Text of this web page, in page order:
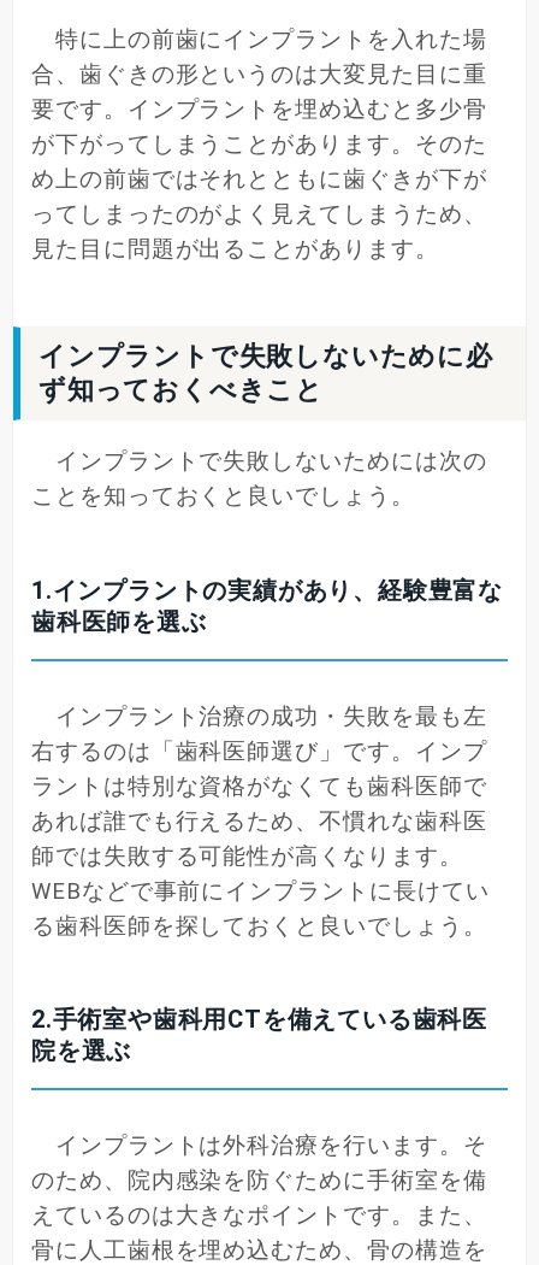
特に上の前歯にインプラントを入れた場
合、歯ぐきの形というのは大変見た目に重
要です。インプラントを埋め込むと多少骨
が下がってしまうことがあります。そのた
め上の前歯ではそれとともに歯ぐきが下が
ってしまったのがよく見えてしまうため、
見た目に問題が出ることがあります。
インプラントで失敗しないために必
ず知っておくべきこと
インプラントで失敗しないためには次の
ことを知っておくと良いでしょう。
1.インプラントの実績があり、経験豊富な
歯科医師を選ぶ
インプラント治療の成功・失敗を最も左
右するのは「歯科医師選び」です。インプ
ラントは特別な資格がなくても歯科医師で
あれば誰でも行えるため、不慣れな歯科医
師では失敗する可能性が高くなります。
WEBなどで事前にインプラントに長けてい
る歯科医師を探しておくと良いでしょう。
2.手術室や歯科用CTを備えている歯科医
院を選ぶ
インプラントは外科治療を行います。そ
のため、院内感染を防ぐために手術室を備
えているのは大きなポイントです。また、
骨に人工歯根を埋め込むため、骨の構造を